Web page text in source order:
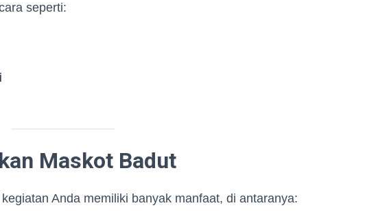
seperti:
Maskot Badut
Anda memiliki banyak manfaat, di antaranya: